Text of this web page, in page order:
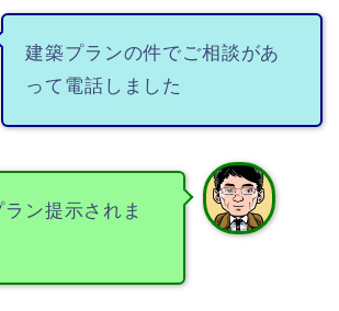
建築プランの件でご相談があ
って電話しました
ン提示されま